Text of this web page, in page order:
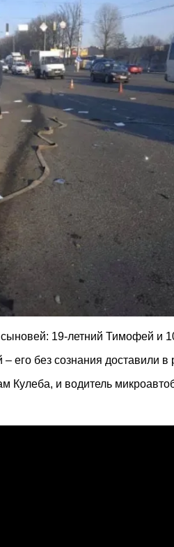
19-летний Тимофей и
его без сознания доставили
и водитель